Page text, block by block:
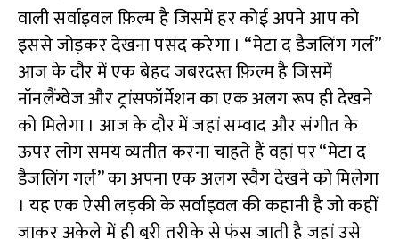
वाली सर्वाइवल फ़िल्म है जिसमें हर कोई अपने आप को
इससे जोड़कर देखना पसंद करेगा । “मेटा द डैजलिंग गर्ल”
आज के दौर में एक बेहद जबरदस्त फ़िल्म है जिसमें
नॉनलैंग्वेज और ट्रांसफॉर्मेशन का एक अलग रूप ही देखने
को मिलेगा । आज के दौर में जहां सम्वाद और संगीत के
ऊपर लोग समय व्यतीत करना चाहते हैं वहां पर “मेटा द
डैजलिंग गर्ल” का अपना एक अलग स्वैग देखने को मिलेगा
। यह एक ऐसी लड़की के सर्वाइवल की कहानी है जो कहीं
जाकर अकेले में ही बुरी तरीके से फंस जाती है जहां उसे